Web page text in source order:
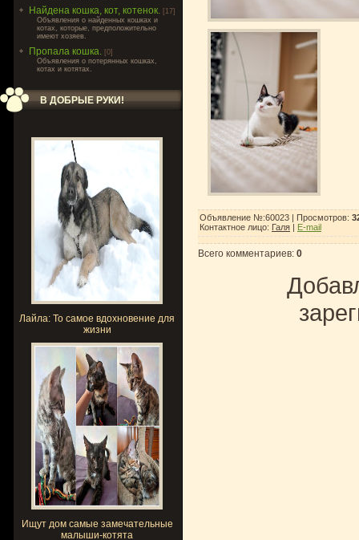
Найдена кошка, кот, котенок. [17]
Объявления о найденных кошках и
котах, которые, предположительно
имеют хозяев.
Пропала кошка. [0]
Объявления о потерянных кошках,
котах и котятах.
В ДОБРЫЕ РУКИ!
Лайла: То самое вдохновение для
жизни
Ищут дом самые замечательные
малыши-котята
Объявление №:60023 | Просмотров:
Контактное лицо: Галя | E-mail
Всего комментариев: 0